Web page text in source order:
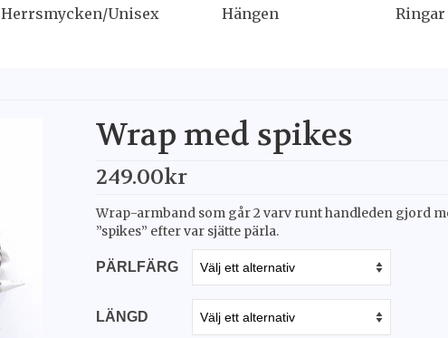
Herrsmycken/Unisex Hängen Ringar
Wrap med spikes
249.00kr
Wrap-armband som går 2 varv runt handleden gjord
”spikes” efter var sjätte pärla.
PÄRLFÄRG
LÄNGD